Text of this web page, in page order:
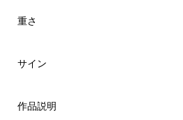
重さ
サイン
作品説明